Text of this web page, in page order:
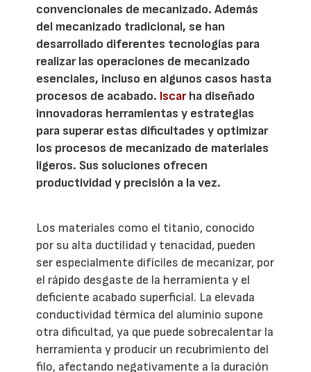
convencionales de mecanizado. Además
del mecanizado tradicional, se han
desarrollado diferentes tecnologías para
realizar las operaciones de mecanizado
esenciales, incluso en algunos casos hasta
procesos de acabado. Iscarha diseñado
innovadoras herramientas y estrategias
para superar estas dificultades y optimizar
los procesos de mecanizado de materiales
ligeros. Sus soluciones ofrecen
productividad y precisión a la vez.
Los materiales como el titanio, conocido
por su alta ductilidad y tenacidad, pueden
ser especialmente difíciles de mecanizar, por
el rápido desgaste de la herramienta y el
deficiente acabado superficial. La elevada
conductividad térmica del aluminio supone
otra dificultad, ya que puede sobrecalentar la
herramienta y producir un recubrimiento del
filo, afectando negativamente a la duración